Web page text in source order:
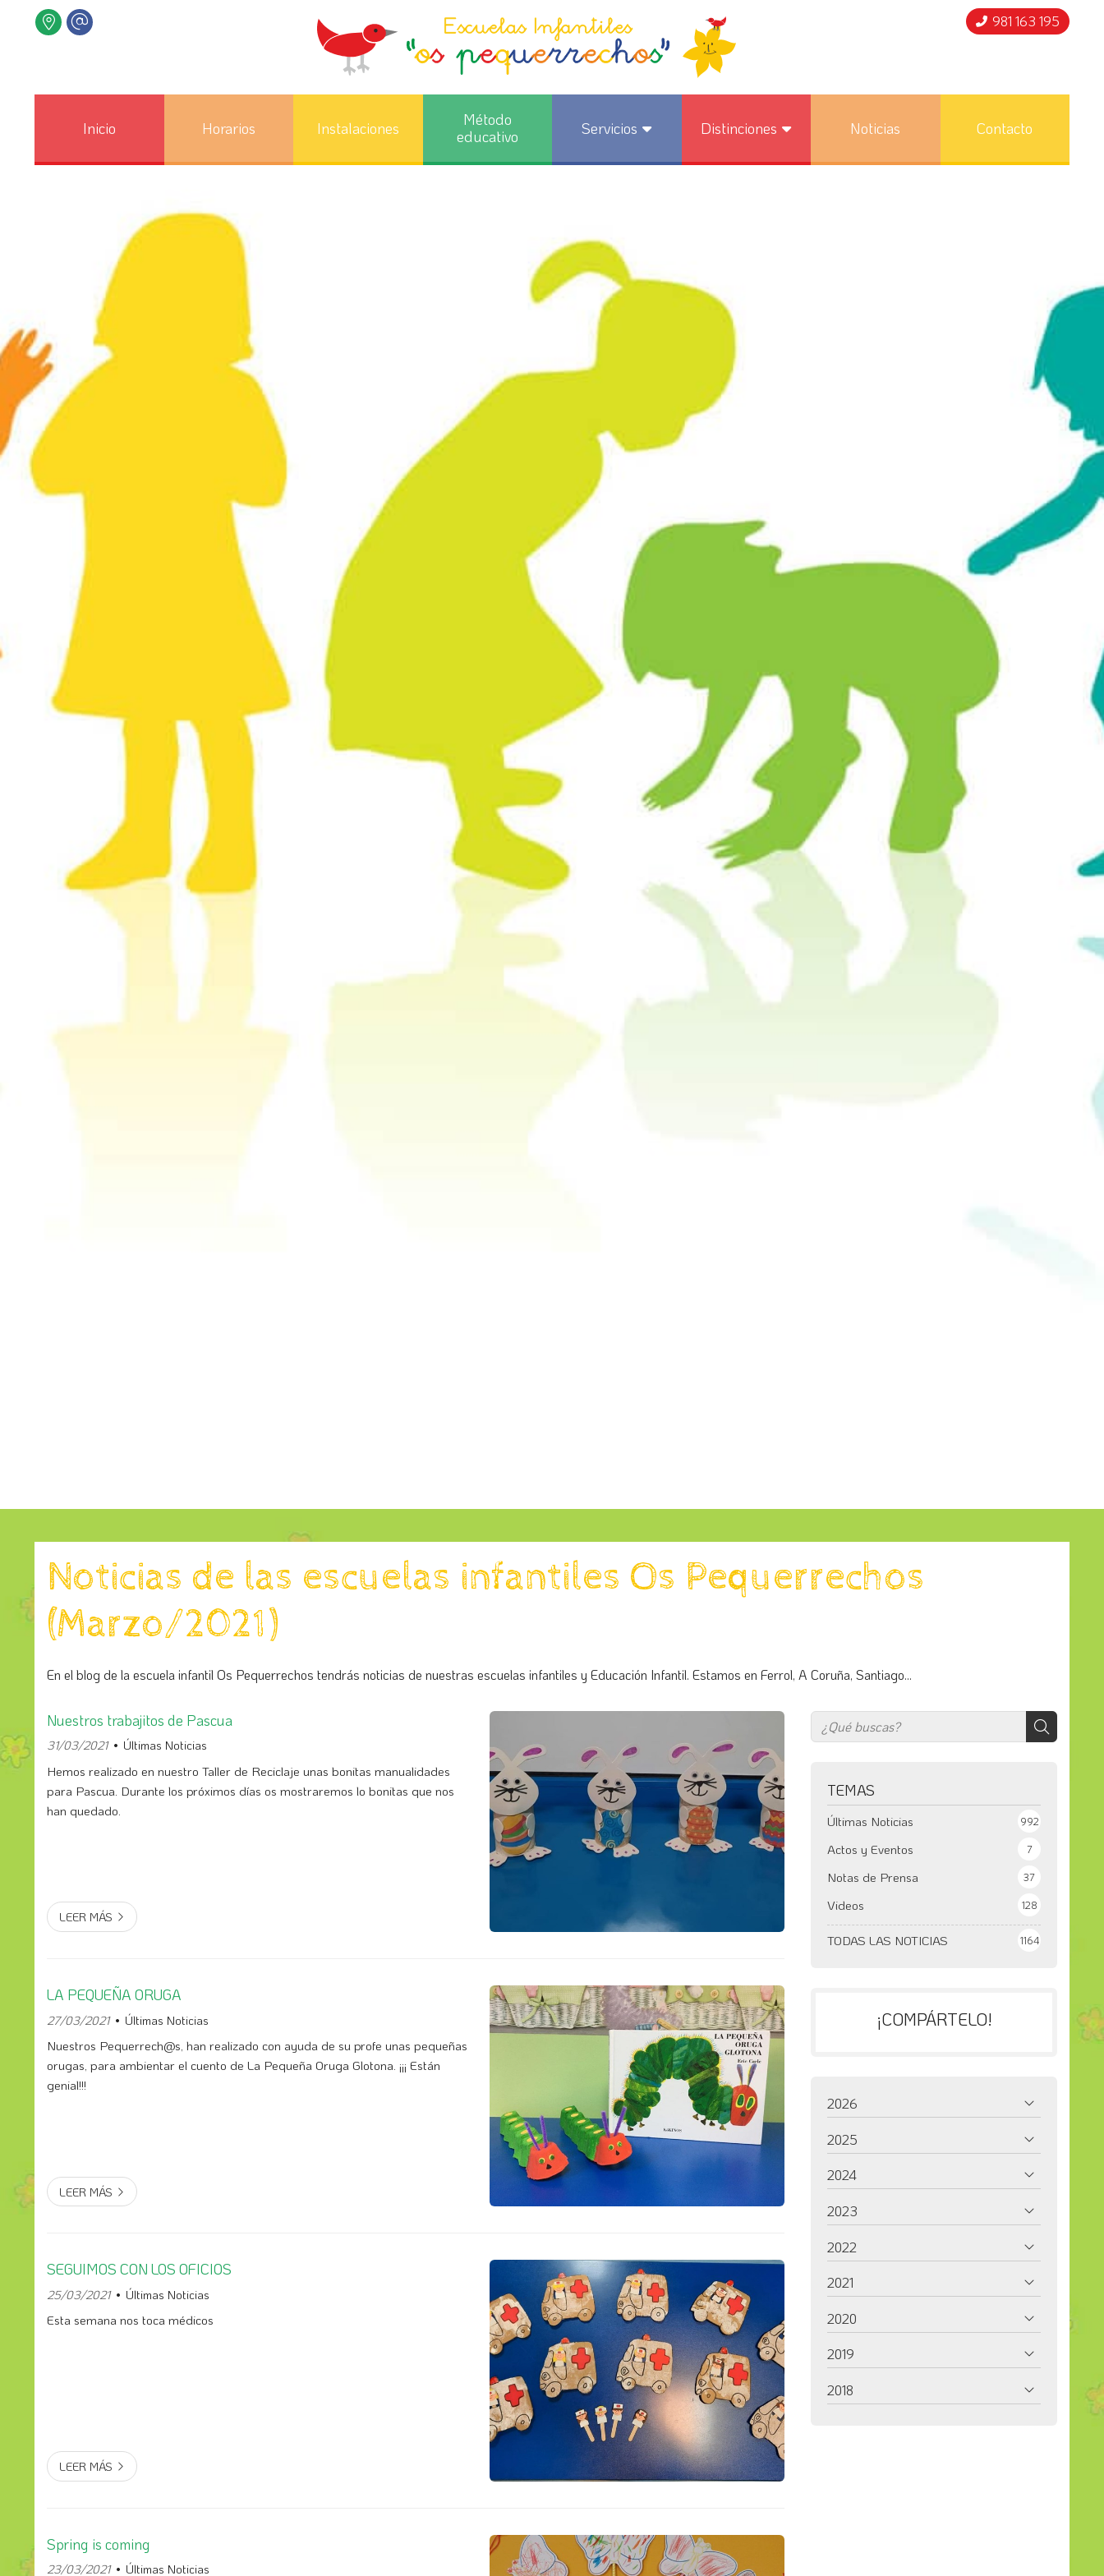
981 163 195
Inicio Horarios Instalaciones
Método
educativo
Servicios Distinciones Noticias Contacto
Noticias de las escuelas infantiles Os Pequerrechos
(Marzo/2021)
En el blog de la escuela infantil Os Pequerrechos tendrás noticias de nuestras escuelas infantiles y Educación Infantil. Estamos en Ferrol, A Coruña, Santiago...
TEMAS
TODAS LAS NOTICIAS 1164
Últimas Noticias 992
Actos y Eventos 7
Notas de Prensa 37
Videos 128
Nuestros trabajitos de Pascua
31/03/2021 Últimas Noticias
Hemos realizado en nuestro Taller de Reciclaje unas bonitas manualidades
para Pascua. Durante los próximos días os mostraremos lo bonitas que nos
han quedado.
LEER MÁS
LA PEQUEÑA ORUGA
27/03/2021 Últimas Noticias
Nuestros Pequerrech@s, han realizado con ayuda de su profe unas pequeñas
orugas, para ambientar el cuento de La Pequeña Oruga Glotona. ¡¡¡ Están
genial!!!
LEER MÁS
SEGUIMOS CON LOS OFICIOS
25/03/2021 Últimas Noticias
LEER MÁS
Spring is coming
23/03/2021 Últimas Noticias
¡COMPÁRTELO!
2026
2025
2024
2023
2022
2021
2020
2019
2018